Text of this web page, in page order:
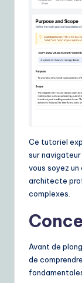
ft
w
o
lu
Ce tutoriel
sur
vous soyez
architecte
complexes.
Avant de
de